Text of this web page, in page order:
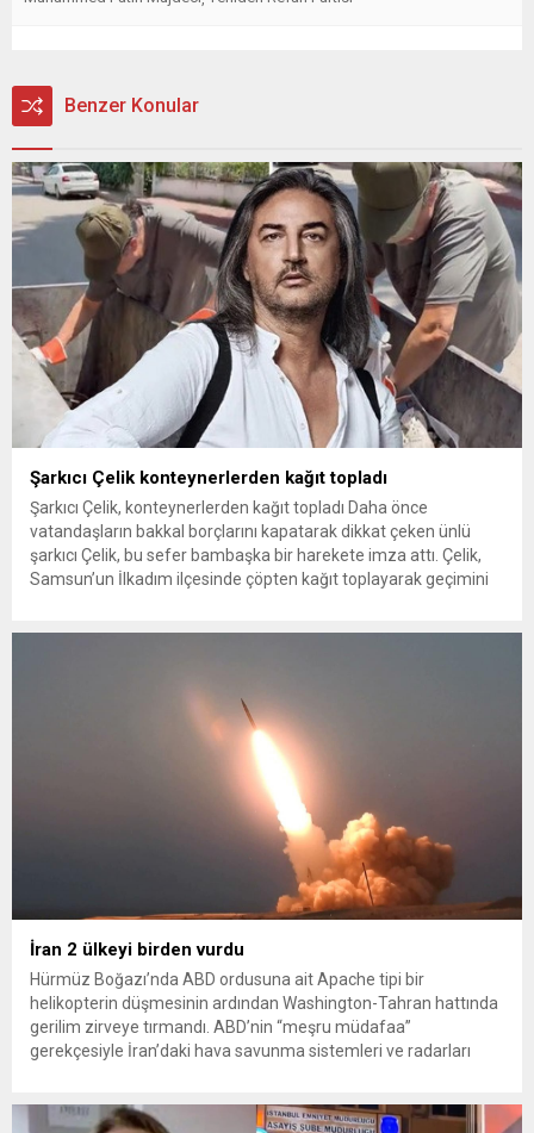
Benzer Konular
Şarkıcı Çelik konteynerlerden kağıt topladı
Şarkıcı Çelik, konteynerlerden kağıt topladı Daha önce
vatandaşların bakkal borçlarını kapatarak dikkat çeken ünlü
şarkıcı Çelik, bu sefer bambaşka bir harekete imza attı. Çelik,
Samsun’un İlkadım ilçesinde çöpten kağıt toplayarak geçimini
İran 2 ülkeyi birden vurdu
Hürmüz Boğazı’nda ABD ordusuna ait Apache tipi bir
helikopterin düşmesinin ardından Washington-Tahran hattında
gerilim zirveye tırmandı. ABD’nin “meşru müdafaa”
gerekçesiyle İran’daki hava savunma sistemleri ve radarları
yeni bir ABD saldırısına anında yanıt verileceğini duyurdu....